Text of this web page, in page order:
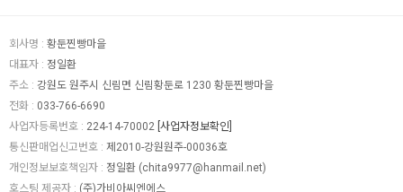
회사명 : 황둔찐빵마을
대표자 : 정일환
주소 : 강원도 원주시 신림면 신림황둔로 1230 황둔찐빵마을
전화 : 033-766-6690
사업자등록번호 : 224-14-70002 [사업자정보확인]
통신판매업신고번호 : 제2010-강원원주-00036호
개인정보보호책임자 : 정일환 (chita9977@hanmail.net)
호스팅 제공자 : (주)가비아씨엔에스